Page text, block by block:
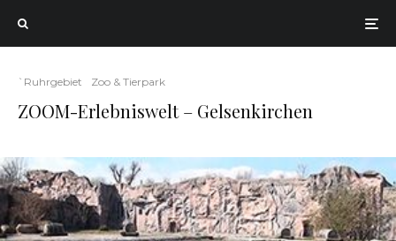
`Ruhrgebiet Zoo & Tierpark
ZOOM-Erlebniswelt – Gelsenkirchen